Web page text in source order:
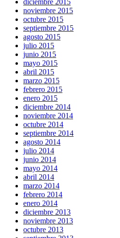
diciembre 2015
noviembre 2015
octubre 2015
septiembre 2015
agosto 2015
julio 2015
junio 2015
mayo 2015
abril 2015
marzo 2015
febrero 2015
enero 2015
diciembre 2014
noviembre 2014
octubre 2014
septiembre 2014
agosto 2014
julio 2014
junio 2014
mayo 2014
abril 2014
marzo 2014
febrero 2014
enero 2014
diciembre 2013
noviembre 2013
octubre 2013